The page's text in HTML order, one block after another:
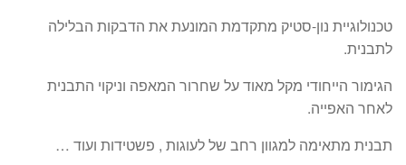
טכנולוגיית נון-סטיק מתקדמת המונעת את הדבקות הבלילה
לתבנית.
הגימור הייחודי מקל מאוד על שחרור המאפה וניקוי התבנית
לאחר האפייה.
תבנית מתאימה למגוון רחב של לעוגות , פשטידות ועוד …